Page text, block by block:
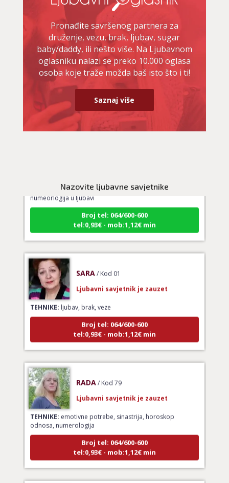
Pronađite savršenog partnera za
druženje, vezu, brak, ljubav, sugar
baby/daddy, ili nešto više. Na Ljubavnom
oglasniku nalazi se preko 10.000 oglasa
osoba koje traže možda baš isto što i ti!
Saznaj više
Nazovite ljubavne savjetnike
numeorlogija u ljubavi
Broj tel: 064/600-600
tel:0,93€ - mob:1,12€ min
TEHNIKE:ljubav, brak, veze
Broj tel: 064/600-600
tel:0,93€ - mob:1,12€ min
TEHNIKE:emotivne potrebe, sinastrija, horoskop
odnosa, numerologija
Broj tel: 064/600-600
tel:0,93€ - mob:1,12€ min